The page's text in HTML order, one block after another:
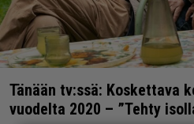
Tänään tv:ssä: Koskettava
vuodelta 2020 – ”Tehty